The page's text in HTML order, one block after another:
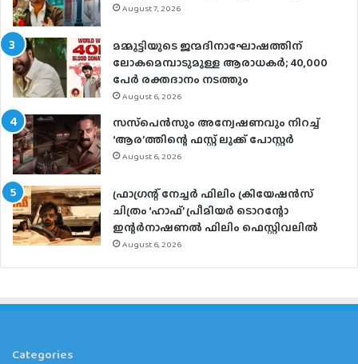
August 7, 2026
മമ്മൂട്ടിയുടെ ജന്മദിനാഘോഷത്തിന്
ലോകമെമ്പാടുമുള്ള ആരാധകര്‍; 40,000
പേര്‍ രക്തദാനം നടത്തും
August 6, 2026
സസ്‌പെന്‍സും അന്വേഷണവും നിറച്ച്
‘ആര’ത്തിന്റെ ഫസ്റ്റ് ലുക്ക് പോസ്റ്റര്‍
August 6, 2026
ഫ്രാഗ്രന്റ് നേച്ചര്‍ ഫിലിം ക്രിയേഷന്‍സ്
ചിത്രം ‘ഹാഫ്’ പ്രീമിയര്‍ ടൊറന്റോ
ഇന്റര്‍നാഷണല്‍ ഫിലിം ഫെസ്റ്റിവലില്‍
August 6, 2026
Categories